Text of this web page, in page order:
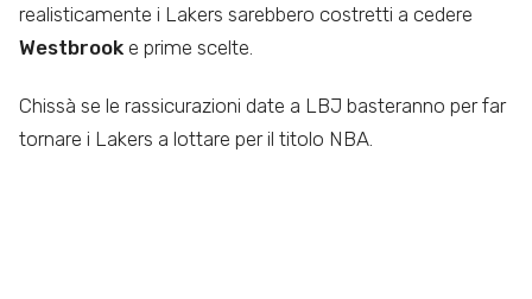
realisticamente i Lakers sarebbero costretti a cedere
Westbrook e prime scelte.
Chissà se le rassicurazioni date a LBJ basteranno per far
tornare i Lakers a lottare per il titolo NBA.